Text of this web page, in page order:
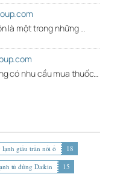
là một trong những …
có nhu cầu mua thuốc…
lạnh giấu trần nối ố
18
tủ đứng Daikin
15